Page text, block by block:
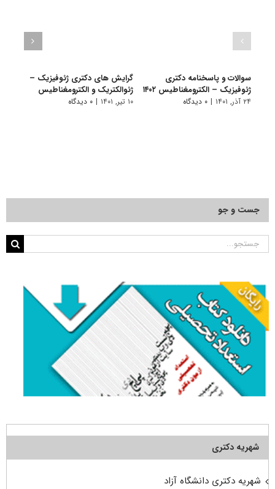
سوالات و پاسخنامه دکتری
ژئوفیزیک – الکترومغناطیس ۱۴۰۲
۲۴ آذر, ۱۴۰۱ | ۰ دیدگاه
گرایش های دکتری ژﺋﻮﻓﻴﺰیک –
ژﺋﻮالکتریک و اﻟﻜﺘﺮوﻣﻐﻨﺎﻃﻴﺲ
۱۰ تیر, ۱۴۰۱ | ۰ دیدگاه
جست و جو
جستجو
شهریه دکتری
شهریه دکتری دانشگاه آزاد